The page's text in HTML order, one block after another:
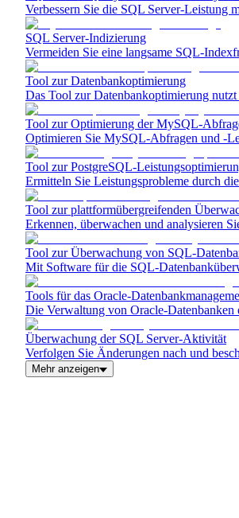
Verbessern Sie die SQL Server-Leistung
SQL Server-Indizierung
Vermeiden Sie eine langsame SQL-
Tool zur Datenbankoptimierung
Das Tool zur Datenbankoptimierung
Tool zur Optimierung der MySQL-
Optimieren Sie MySQL-Abfragen und
Tool zur PostgreSQL-
Ermitteln Sie Leistungsprobleme durch
Tool zur plattformübergreifenden
Erkennen, überwachen und analysieren
Tool zur Überwachung von SQL-
Mit Software für die SQL-
Tools für das Oracle-
Die Verwaltung von Oracle-
Überwachung der SQL Server-Aktivität
Verfolgen Sie Änderungen nach und
Mehr anzeigen